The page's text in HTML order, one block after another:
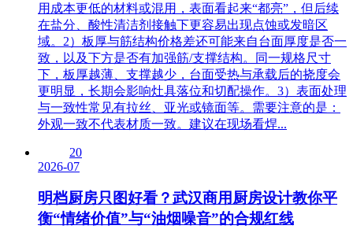
用成本更低的材料或混用，表面看起来“都亮”，但后续
在盐分、酸性清洁剂接触下更容易出现点蚀或发暗区
域。2）板厚与筋结构价格差还可能来自台面厚度是否一
致，以及下方是否有加强筋/支撑结构。同一规格尺寸
下，板厚越薄、支撑越少，台面受热与承载后的挠度会
更明显，长期会影响灶具落位和切配操作。3）表面处理
与一致性常见有拉丝、亚光或镜面等。需要注意的是：
外观一致不代表材质一致。建议在现场看焊...
20
2026-07
明档厨房只图好看？武汉商用厨房设计教你平
衡“情绪价值”与“油烟噪音”的合规红线